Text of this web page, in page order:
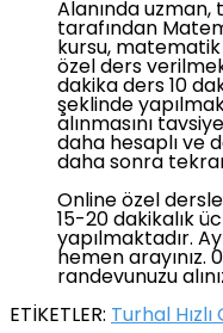
Alanında
tarafından
kursu,
özel ders
dakika ders 10
şeklinde
alınmasını
daha hesaplı ve
daha sonra
Online özel
15-20 dakikalık
yapılmaktadır.
hemen arayınız.
randevunuzu
ETİKETLER: Turhal